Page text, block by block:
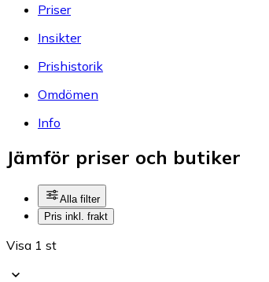
Priser
Insikter
Prishistorik
Omdömen
Info
Jämför priser och butiker
Alla filter
Pris inkl. frakt
Visa 1 st